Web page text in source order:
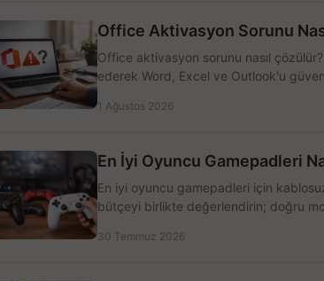
Office Aktivasyon Sorunu
Office aktivasyon sorunu nasıl
ederek Word, Excel ve Outlook'u
1 Ağustos 2026
En İyi Oyuncu Gamepadleri
En iyi oyuncu gamepadleri için
bütçeyi birlikte değerlendirin; doğru
30 Temmuz 2026